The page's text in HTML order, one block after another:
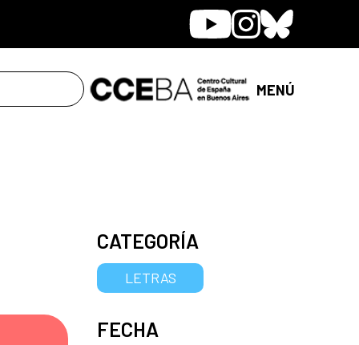
YoutubeInstagram
Bluesky
MENÚ
CATEGORÍA
LETRAS
FECHA